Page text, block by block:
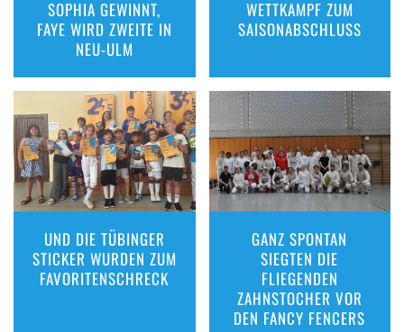
SOPHIA GEWINNT,
FAYE WIRD ZWEITE IN
NEU-ULM
WETTKAMPF ZUM
SAISONABSCHLUSS
UND DIE TÜBINGER
STICKER WURDEN ZUM
FAVORITENSCHRECK
GANZ SPONTAN
SIEGTEN DIE
FLIEGENDEN
ZAHNSTOCHER VOR
DEN FANCY FENCERS